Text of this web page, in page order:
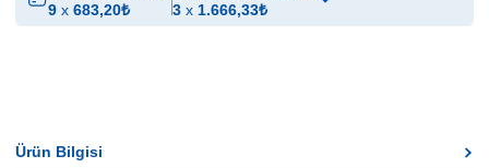
9 x 683,20₺
3 x 1.666,33₺
Ürün Bilgisi